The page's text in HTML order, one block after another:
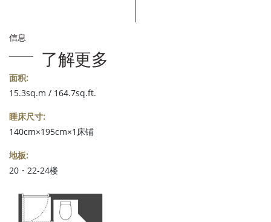
信息
了解更多
面积:
15.3sq.m / 164.7sq.ft.
睡床尺寸:
140cm×195cm×1床铺
地板:
20・22-24楼